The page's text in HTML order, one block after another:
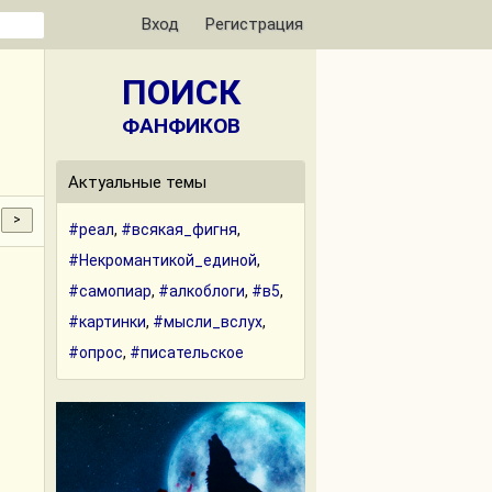
Вход Регистрация
ПОИСК
ФАНФИКОВ
Актуальные темы
#реал, #всякая_фигня,
#Некромантикой_единой,
#самопиар, #алкоблоги, #в5,
#картинки, #мысли_вслух,
#опрос, #писательское